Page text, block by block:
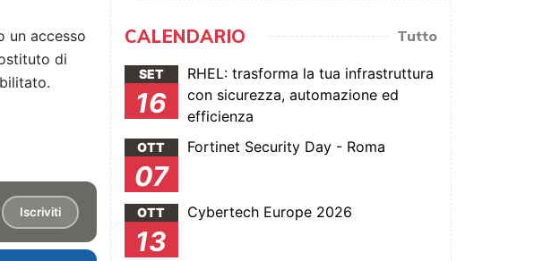
un accesso
di
Iscriviti
CALENDARIO Tutto
SET
16
RHEL: trasforma la tua infrastruttura
con sicurezza, automazione ed
efficienza
OTT
07
Fortinet Security Day - Roma
OTT
13
Cybertech Europe 2026